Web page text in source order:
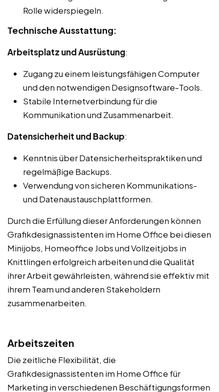
Rolle widerspiegeln.
Technische Ausstattung:
Arbeitsplatz und Ausrüstung:
Zugang zu einem leistungsfähigen Computer
und den notwendigen Designsoftware-Tools.
Stabile Internetverbindung für die
Kommunikation und Zusammenarbeit.
Datensicherheit und Backup:
Kenntnis über Datensicherheitspraktiken und
regelmäßige Backups.
Verwendung von sicheren Kommunikations-
und Datenaustauschplattformen.
Durch die Erfüllung dieser Anforderungen können
Grafikdesignassistenten im Home Office bei diesen
Minijobs, Homeoffice Jobs und Vollzeitjobs in
Knittlingen erfolgreich arbeiten und die Qualität
ihrer Arbeit gewährleisten, während sie effektiv mit
ihrem Team und anderen Stakeholdern
zusammenarbeiten.
Arbeitszeiten
Die zeitliche Flexibilität, die
Grafikdesignassistenten im Home Office für
Marketing in verschiedenen Beschäftigungsformen